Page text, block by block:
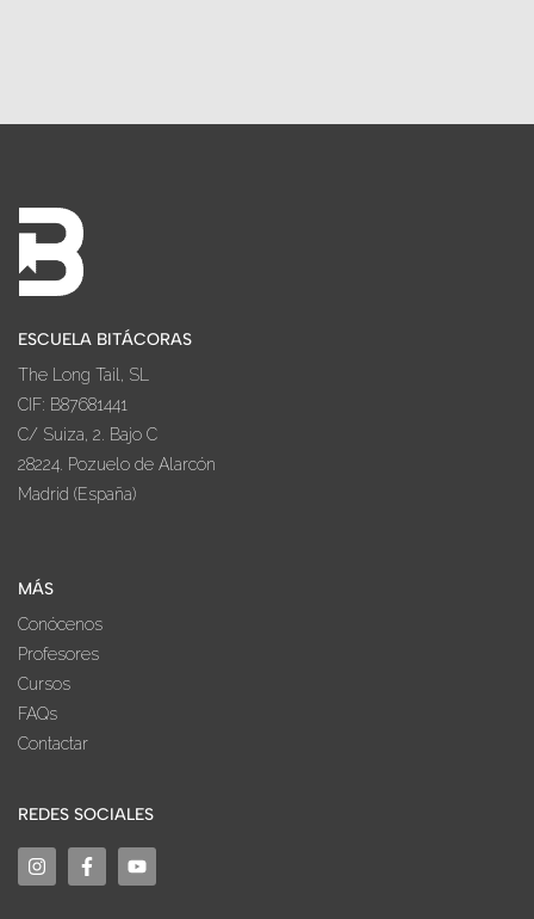
ESCUELA BITÁCORAS
The Long Tail, SL
CIF: B87681441
C/ Suiza, 2. Bajo C
28224. Pozuelo de Alarcón
Madrid (España)
MÁS
Conócenos
Profesores
Cursos
FAQs
Contactar
REDES SOCIALES